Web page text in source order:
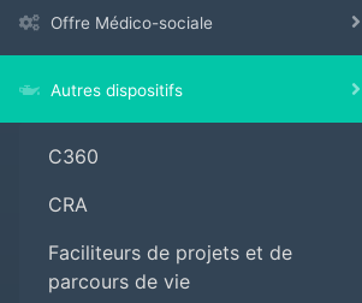
Offre Médico-sociale
Autres dispositifs
C360
CRA
Faciliteurs de projets et de
parcours de vie